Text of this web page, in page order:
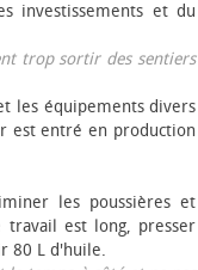
investissements et du
trop sortir des sentiers
les équipements divers
est entré en production
les poussières et
est long, presser
80 L d'huile.